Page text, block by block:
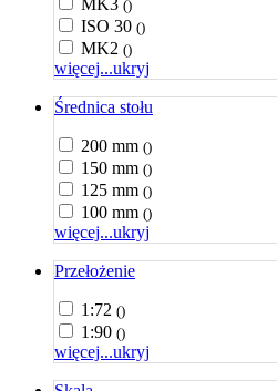
MK3 ()
ISO 30 ()
MK2 ()
więcej...ukryj
Średnica stołu
200 mm ()
150 mm ()
125 mm ()
100 mm ()
więcej...ukryj
Przełożenie
1:72 ()
1:90 ()
więcej...ukryj